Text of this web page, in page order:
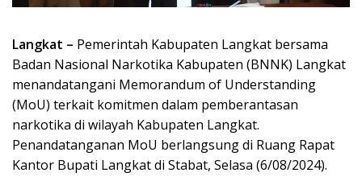
Langkat – Pemerintah Kabupaten Langkat bersama
Badan Nasional Narkotika Kabupaten (BNNK) Langkat
menandatangani Memorandum of Understanding
(MoU) terkait komitmen dalam pemberantasan
narkotika di wilayah Kabupaten Langkat.
Penandatanganan MoU berlangsung di Ruang Rapat
Kantor Bupati Langkat di Stabat, Selasa (6/08/2024).